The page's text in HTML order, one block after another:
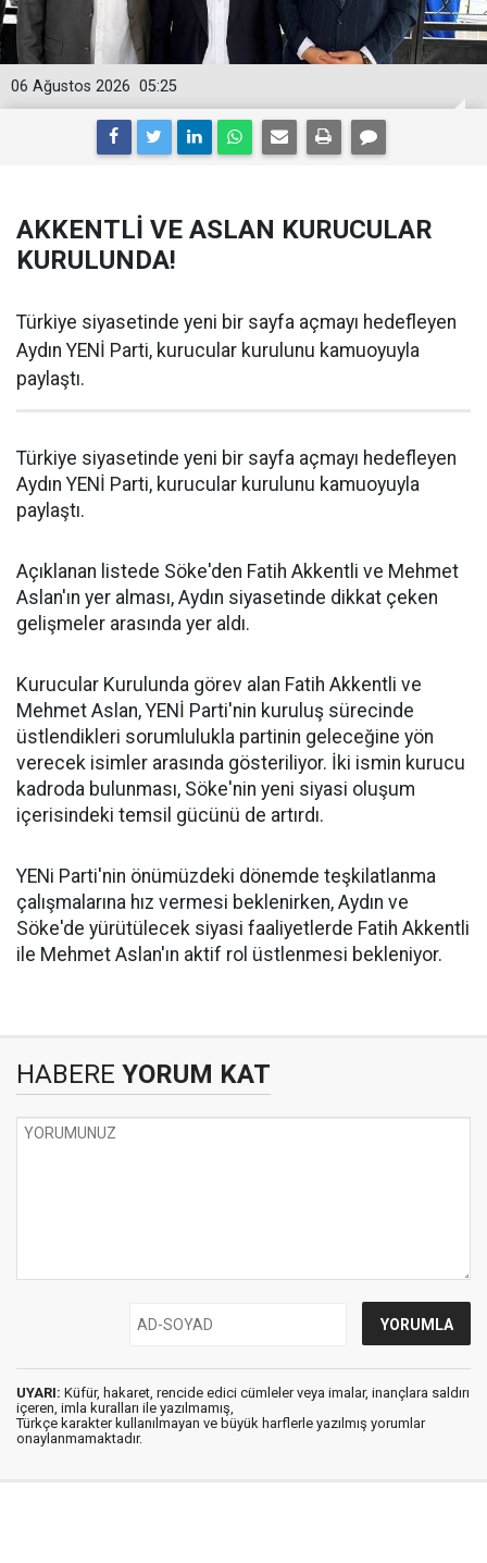
05:25
06 Ağustos 2026
AKKENTLİ VE ASLAN KURUCULAR
KURULUNDA!
Türkiye siyasetinde yeni bir sayfa açmayı hedefleyen
Aydın YENİ Parti, kurucular kurulunu kamuoyuyla
paylaştı.
Türkiye siyasetinde yeni bir sayfa açmayı hedefleyen
Aydın YENİ Parti, kurucular kurulunu kamuoyuyla
paylaştı.
Açıklanan listede Söke'den Fatih Akkentli ve Mehmet
Aslan'ın yer alması, Aydın siyasetinde dikkat çeken
gelişmeler arasında yer aldı.
Kurucular Kurulunda görev alan Fatih Akkentli ve
Mehmet Aslan, YENİ Parti'nin kuruluş sürecinde
üstlendikleri sorumlulukla partinin geleceğine yön
verecek isimler arasında gösteriliyor. İki ismin kurucu
kadroda bulunması, Söke'nin yeni siyasi oluşum
içerisindeki temsil gücünü de artırdı.
YENi Parti'nin önümüzdeki dönemde teşkilatlanma
çalışmalarına hız vermesi beklenirken, Aydın ve
Söke'de yürütülecek siyasi faaliyetlerde Fatih Akkentli
ile Mehmet Aslan'ın aktif rol üstlenmesi bekleniyor.
HABERE YORUM KAT
UYARI: Küfür, hakaret, rencide edici cümleler veya imalar, inançlara saldırı
içeren, imla kuralları ile yazılmamış,
Türkçe karakter kullanılmayan ve büyük harflerle yazılmış yorumlar
onaylanmamaktadır.